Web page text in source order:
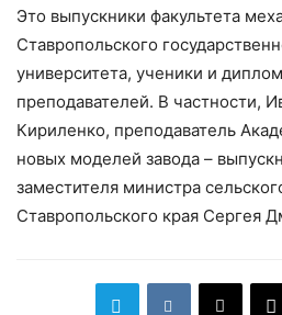
Это выпускники факультета
Ставропольского
университета, ученики и
преподавателей. В частности,
Кириленко, преподаватель
новых моделей завода –
заместителя министра
Ставропольского края Сергея